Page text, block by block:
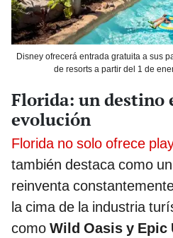
Disney ofrecerá entrada gratuita a sus
de resorts a partir del 1 de
Florida: un destino
evolución
Florida no solo ofrece
también destaca como
reinventa
la cima de la industria
como Wild Oasis y Epic